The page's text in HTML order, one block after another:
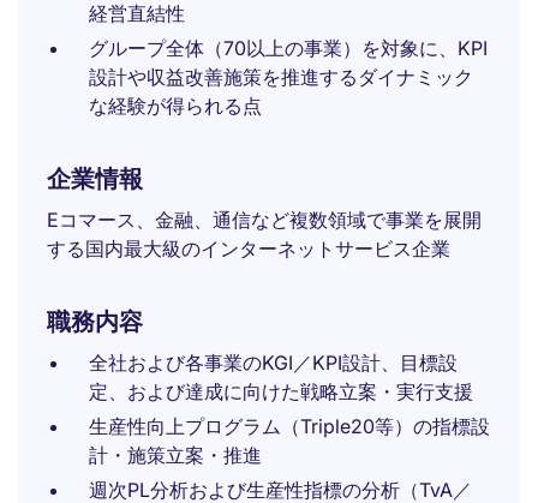
経営直結性
グループ全体（70以上の事業）を対象に、KPI
設計や収益改善施策を推進するダイナミック
な経験が得られる点
企業情報
Eコマース、金融、通信など複数領域で事業を展開
する国内最大級のインターネットサービス企業
職務内容
全社および各事業のKGI／KPI設計、目標設
定、および達成に向けた戦略立案・実行支援
生産性向上プログラム（Triple20等）の指標設
計・施策立案・推進
週次PL分析および生産性指標の分析（TvA／